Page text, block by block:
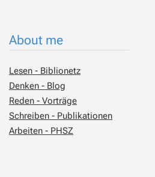
About me
Lesen - Biblionetz
Denken - Blog
Reden - Vorträge
Schreiben - Publikationen
Arbeiten - PHSZ